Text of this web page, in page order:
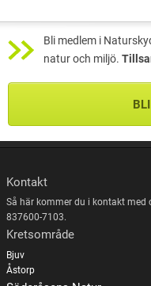
Bli medlem i
natur och miljö.
Kontakt
Så här kommer du i kontakt med
837600-7103.
Kretsområde
Bjuv
Åstorp